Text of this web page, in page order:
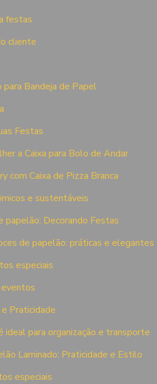
festas
cliente
Bandeja de Papel
Festas
a Caixa para Bolo de Andar
com Caixa de Pizza Branca
e sustentáveis
papelão: Decorando Festas
de papelão: práticas e elegantes
especiais
Praticidade
ideal para organização e transporte
Laminado: Praticidade e Estilo
especiais